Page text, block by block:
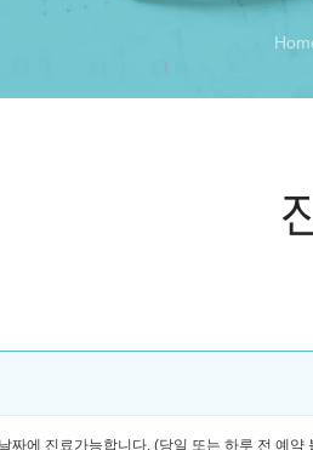
짜에 진료가능합니다. (당일 또는 하루 전 예약